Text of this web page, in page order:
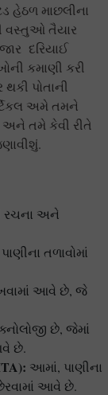
હેઠળ માછલીના
વસ્તુઓ તૈયાર
દરિયાઈ
કમાણી કરી
પોતાની
અમે તમને
અને તમે કેવી રીતે
રચના અને
તળાવોમાં
આવે છે, જે
છે, જેમાં
છે.
આમાં, પાણીના
આવે છે.